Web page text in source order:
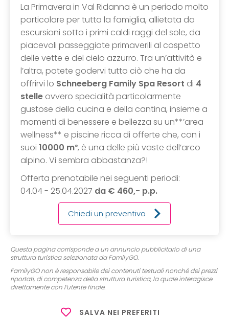
La Primavera in Val Ridanna è un periodo molto
particolare per tutta la famiglia, allietata da
escursioni sotto i primi caldi raggi del sole, da
piacevoli passeggiate primaverili al cospetto
delle vette e del cielo azzurro. Tra un’attività e
l’altra, potete godervi tutto ciò che ha da
offrirvi lo Schneeberg Family Spa Resort di 4
stelle ovvero specialità particolarmente
gustose della cucina e della cantina, insieme a
momenti di benessere e bellezza su un**’area
wellness** e piscine ricca di offerte che, con i
suoi 10000 m², è una delle più vaste dell’arco
alpino. Vi sembra abbastanza?!
Offerta prenotabile nei seguenti periodi:
04.04 - 25.04.2027 da € 460,- p.p.
Chiedi un preventivo
Questa pagina corrisponde a un annuncio pubblicitario di una
struttura turistica selezionata da FamilyGO.
FamilyGO non è responsabile dei contenuti testuali nonché dei prezzi
riportati, di competenza della struttura turistica, la quale interagisce
direttamente con l’utente finale.
SALVA NEI PREFERITI